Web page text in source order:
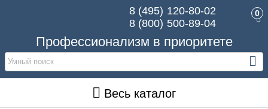
Профессионализм в приоритете
8 (495) 120-80-02
8 (800) 500-89-04
0
Весь каталог